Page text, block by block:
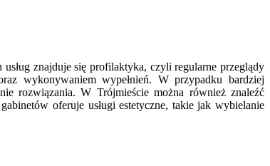
znajduje się profilaktyka, czyli regularne przeglądy
wykonywaniem wypełnień. W przypadku bardziej
rozwiązania. W Trójmieście można również znaleźć
oferuje usługi estetyczne, takie jak wybielanie